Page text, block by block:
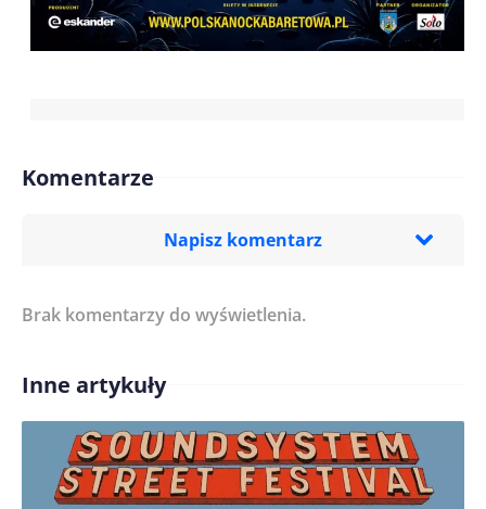
Komentarze
Napisz komentarz
Treść komentarza*
Imię/ Nick*
Brak komentarzy do wyświetlenia.
Inne artykuły